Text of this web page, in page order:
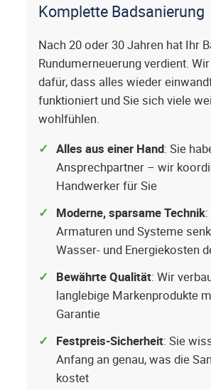
Komplette Badsanierung
Nach 20 oder 30 Jahren hat Ihr
Rundumerneuerung verdient.
dafür, dass alles wieder
funktioniert und Sie sich viele
wohlfühlen.
Alles aus einer Hand: Sie
Ansprechpartner – wir
Handwerker für Sie
Moderne, sparsame Technik
Armaturen und Systeme
Wasser- und Energiekosten
Bewährte Qualität: Wir
langlebige Markenprodukte
Garantie
Festpreis-Sicherheit: Sie
Anfang an genau, was die
kostet